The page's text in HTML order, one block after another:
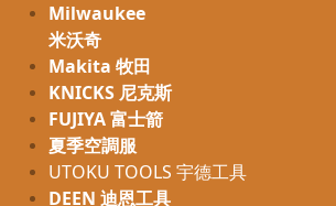
Milwaukee
米沃奇
Makita 牧田
KNICKS 尼克斯
FUJIYA 富士箭
夏季空調服
UTOKU TOOLS 宇德工具
DEEN 迪恩工具